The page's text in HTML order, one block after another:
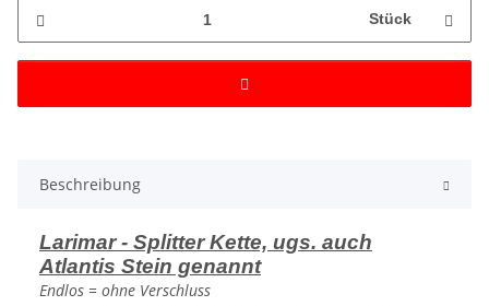
Stück
Beschreibung
Larimar - Splitter Kette, ugs. auch
Atlantis Stein genannt
Endlos = ohne Verschluss